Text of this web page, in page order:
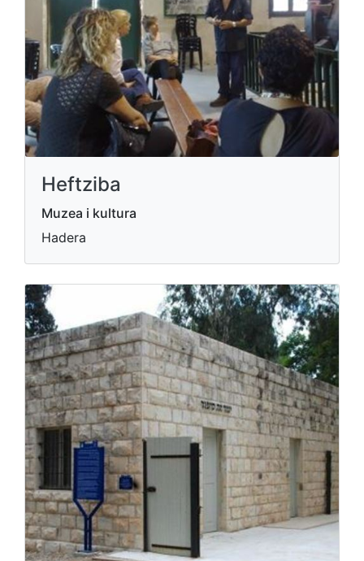
Heftziba
Muzea i kultura
Hadera